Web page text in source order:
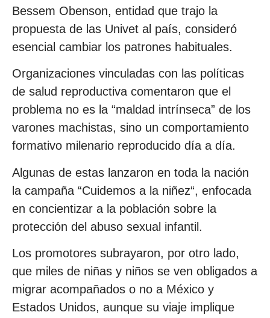
Bessem Obenson, entidad que trajo la
propuesta de las Univet al país, consideró
esencial cambiar los patrones habituales.
Organizaciones vinculadas con las políticas
de salud reproductiva comentaron que el
problema no es la “maldad intrínseca” de los
varones machistas, sino un comportamiento
formativo milenario reproducido día a día.
Algunas de estas lanzaron en toda la nación
la campaña “Cuidemos a la niñez“, enfocada
en concientizar a la población sobre la
protección del abuso sexual infantil.
Los promotores subrayaron, por otro lado,
que miles de niñas y niños se ven obligados a
migrar acompañados o no a México y
Estados Unidos, aunque su viaje implique